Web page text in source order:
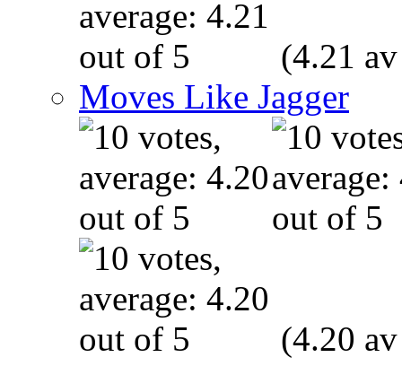
(4.21
Moves Like Jagger
(4.20